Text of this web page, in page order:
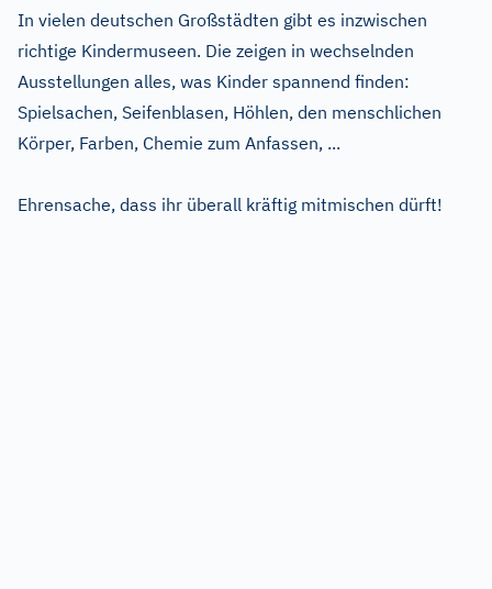
In vielen deutschen Großstädten gibt es inzwischen
richtige Kindermuseen. Die zeigen in wechselnden
Ausstellungen alles, was Kinder spannend finden:
Spielsachen, Seifenblasen, Höhlen, den menschlichen
Körper, Farben, Chemie zum Anfassen, ...
Ehrensache, dass ihr überall kräftig mitmischen dürft!